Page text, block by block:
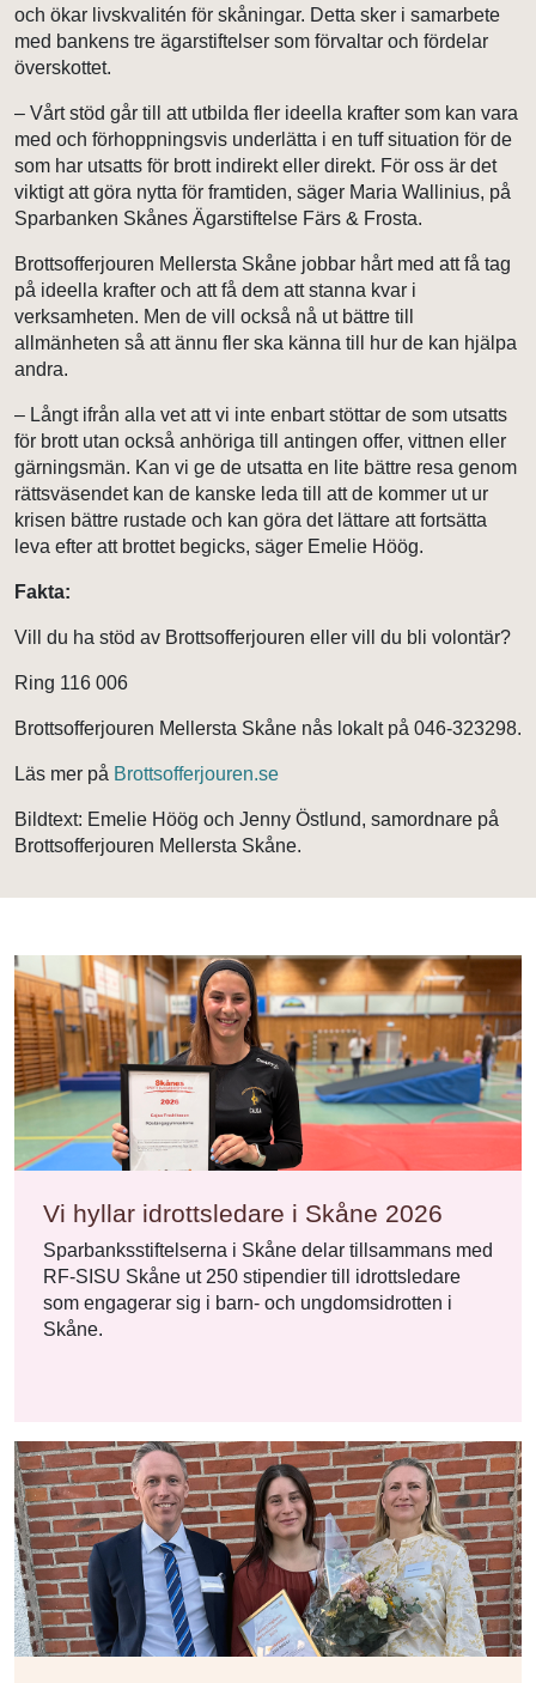
och ökar livskvalitén för skåningar. Detta sker i samarbete
med bankens tre ägarstiftelser som förvaltar och fördelar
överskottet.
– Vårt stöd går till att utbilda fler ideella krafter som kan vara
med och förhoppningsvis underlätta i en tuff situation för de
som har utsatts för brott indirekt eller direkt. För oss är det
viktigt att göra nytta för framtiden, säger Maria Wallinius, på
Sparbanken Skånes Ägarstiftelse Färs & Frosta.
Brottsofferjouren Mellersta Skåne jobbar hårt med att få tag
på ideella krafter och att få dem att stanna kvar i
verksamheten. Men de vill också nå ut bättre till
allmänheten så att ännu fler ska känna till hur de kan hjälpa
andra.
– Långt ifrån alla vet att vi inte enbart stöttar de som utsatts
för brott utan också anhöriga till antingen offer, vittnen eller
gärningsmän. Kan vi ge de utsatta en lite bättre resa genom
rättsväsendet kan de kanske leda till att de kommer ut ur
krisen bättre rustade och kan göra det lättare att fortsätta
leva efter att brottet begicks, säger Emelie Höög.
Fakta:
Vill du ha stöd av Brottsofferjouren eller vill du bli volontär?
Ring 116 006
Brottsofferjouren Mellersta Skåne nås lokalt på 046-323298.
Läs mer på Brottsofferjouren.se
Bildtext: Emelie Höög och Jenny Östlund, samordnare på
Brottsofferjouren Mellersta Skåne.
Vi hyllar idrottsledare i Skåne 2026
Sparbanksstiftelserna i Skåne delar tillsammans med
RF-SISU Skåne ut 250 stipendier till idrottsledare
som engagerar sig i barn- och ungdomsidrotten i
Skåne.